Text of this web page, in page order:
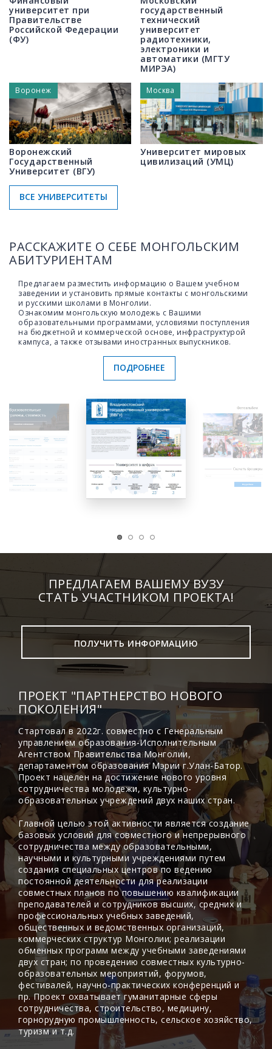
университет при
Правительстве
Российской Федерации
(ФУ)
государственный
технический
университет
радиотехники,
электроники и
автоматики (МГТУ
МИРЭА)
Воронежский
Государственный
Университет (ВГУ)
Воронеж
Университет мировых
цивилизаций (УМЦ)
Москва
ВСЕ УНИВЕРСИТЕТЫ
РАССКАЖИТЕ О СЕБЕ МОНГОЛЬСКИМ
АБИТУРИЕНТАМ
Предлагаем разместить информацию о Вашем учебном
заведении и установить прямые контакты с монгольскими
и русскими школами в Монголии.
Ознакомим монгольскую молодежь с Вашими
образовательными программами, условиями поступления
на бюджетной и коммерческой основе, инфраструктурой
кампуса, а также отзывами иностранных выпускников.
ПОДРОБНЕЕ
ПРЕДЛАГАЕМ ВАШЕМУ ВУЗУ
СТАТЬ УЧАСТНИКОМ ПРОЕКТА!
ПОЛУЧИТЬ ИНФОРМАЦИЮ
ПРОЕКТ "ПАРТНЕРСТВО НОВОГО
ПОКОЛЕНИЯ"
Стартовал в 2022г. совместно с Генеральным
управлением образования-Исполнительным
Агентством Правительства Монголии,
департаментом образования Мэрии г.Улан-Батор.
Проект нацелен на достижение нового уровня
сотрудничества молодежи, культурно-
образовательных учреждений двух наших стран.
Главной целью этой активности является создание
базовых условий для совместного и непрерывного
сотрудничества между образовательными,
научными и культурными учреждениями путем
создания специальных центров по ведению
постоянной деятельности для реализации
совместных планов по повышению квалификации
преподавателей и сотрудников высших, средних и
профессиональных учебных заведений,
общественных и ведомственных организаций,
коммерческих структур Монголии; реализации
обменных программ между учебными заведениями
двух стран; по проведению совместных культурно-
образовательных мероприятий, форумов,
фестивалей, научно-практических конференций и
пр. Проект охватывает гуманитарные сферы
сотрудничества, строительство, медицину,
горнорудную промышленность, сельское хозяйство,
туризм и т.д.